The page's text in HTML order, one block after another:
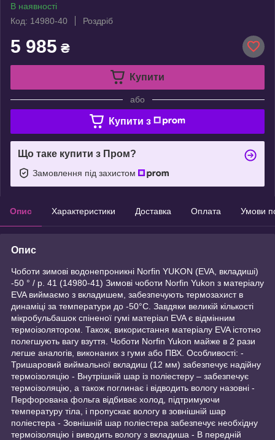
В наявності
Код: 14980-40
Роздріб
5 985 ₴
Купити
або
Купити з
Що таке купити з Пром?
Замовлення під захистом
Опис Характеристики Доставка Оплата Умови
Опис
Чоботи зимові водонепроникні Norfin YUKON (EVA, вкладиші)
-50 ° / р. 41 (14980-41) Зимові чоботи Norfin Yukon з матеріалу
EVA виймаємо з вкладишем, забезпечують термозахист в
динаміці за температури до -50°С. Завдяки великій кількості
мікробульбашок спіненої гумі матеріал EVA є відмінним
термоізолятором. Також, використання матеріалу EVA істотно
полегшують вагу взуття. Чоботи Norfin Yukon майже в 2 рази
легше аналогів, виконаних з гуми або ПВХ. Особливості: -
Тришаровий виймальної вкладиш (12 мм) забезпечує надійну
термоізоляцію - Внутрішній шар із поліестеру – забезпечує
термоізоляцію, а також поглинає і відводить вологу назовні -
Перфорована фольга відбиває холод, підтримуючи
температуру тіла, і пропускає вологу в зовнішній шар
поліестера - Зовнішній шар поліестера забезпечує необхідну
термоізоляцію і виводить вологу з вкладиша - В передній